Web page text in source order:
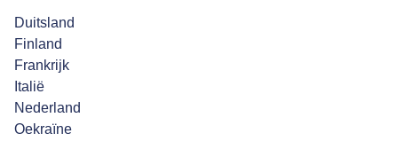
Duitsland
Finland
Frankrijk
Italië
Nederland
Oekraïne